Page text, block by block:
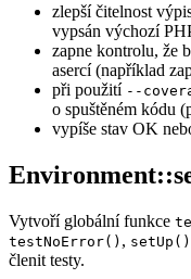
zlepší čitelnost
vypsán výchozí
zapne kontrolu, že
asercí (například
při použití --
o spuštěném kódu
vypíše stav OK
Vytvoří globální funkce
testNoError() , setUp()
členit testy.